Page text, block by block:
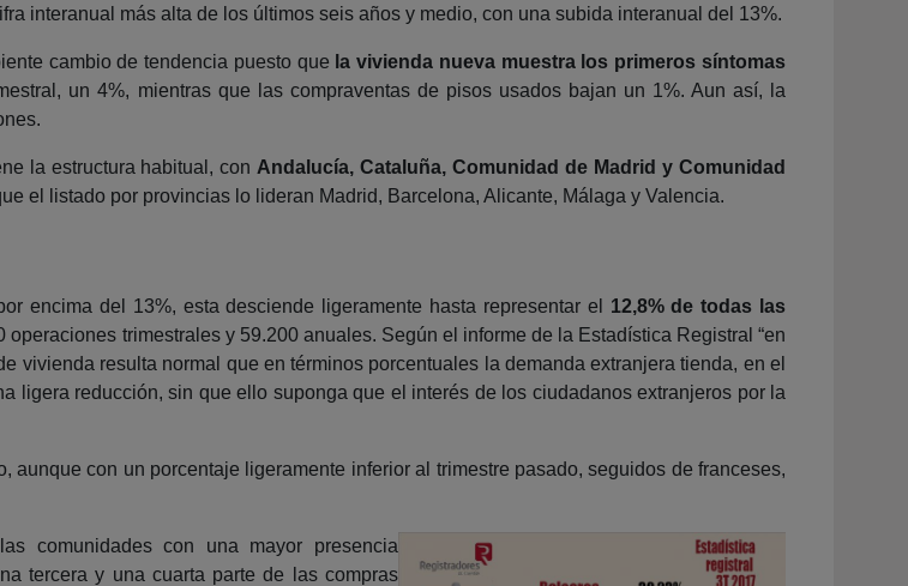
interanual más alta de los últimos seis años y medio, con una subida interanual del 13%.
cambio de tendencia puesto que la vivienda nueva muestra los primeros síntomas
un 4%, mientras que las compraventas de pisos usados bajan un 1%. Aun así, la
la estructura habitual, con Andalucía, Cataluña, Comunidad de Madrid y Comunidad
el listado por provincias lo lideran Madrid, Barcelona, Alicante, Málaga y Valencia.
encima del 13%, esta desciende ligeramente hasta representar el 12,8% de todas las
trimestrales y 59.200 anuales. Según el informe de la Estadística Registral “en
vivienda resulta normal que en términos porcentuales la demanda extranjera tienda, en el
ligera reducción, sin que ello suponga que el interés de los ciudadanos extranjeros por la
con un porcentaje ligeramente inferior al trimestre pasado, seguidos de franceses,
comunidades con una mayor presencia
tercera y una cuarta parte de las compras